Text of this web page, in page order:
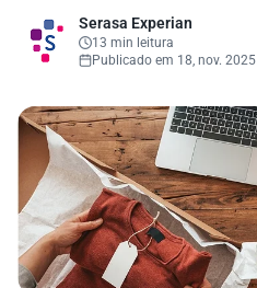
Serasa Experian
13 min leitura
Publicado em 18, nov. 2025